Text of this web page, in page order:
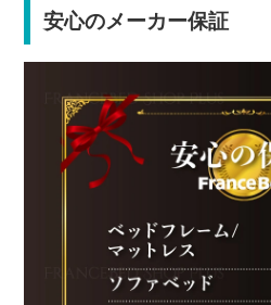
安心のメーカー保証